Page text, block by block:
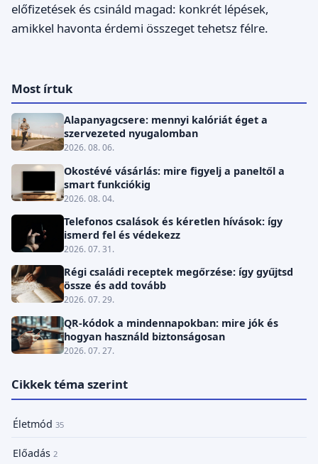
előfizetések és csináld magad: konkrét lépések,
amikkel havonta érdemi összeget tehetsz félre.
Most írtuk
Alapanyagcsere: mennyi kalóriát éget a
szervezeted nyugalomban
2026. 08. 06.
Okostévé vásárlás: mire figyelj a paneltől a
smart funkciókig
2026. 08. 04.
Telefonos csalások és kéretlen hívások: így
ismerd fel és védekezz
2026. 07. 31.
Régi családi receptek megőrzése: így gyűjtsd
össze és add tovább
2026. 07. 29.
QR-kódok a mindennapokban: mire jók és
hogyan használd biztonságosan
2026. 07. 27.
Cikkek téma szerint
Életmód 35
Előadás 2